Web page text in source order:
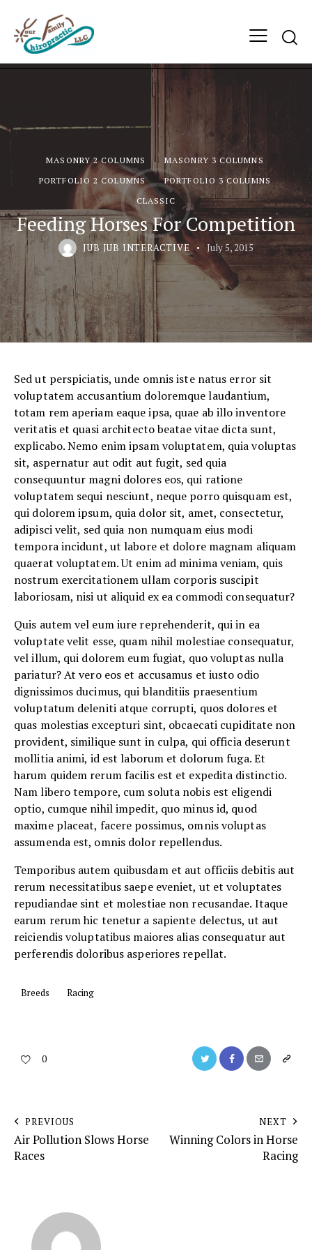
MASONRY 2 COLUMNS
MASONRY 3 COLUMNS
PORTFOLIO 2 COLUMNS
PORTFOLIO 3 COLUMNS
СLASSIC
Feeding Horses For Competition
JUB JUB INTERACTIVE July 5, 2015
Sed ut perspiciatis, unde omnis iste natus error sit
voluptatem accusantium doloremque laudantium,
totam rem aperiam eaque ipsa, quae ab illo inventore
veritatis et quasi architecto beatae vitae dicta sunt,
explicabo. Nemo enim ipsam voluptatem, quia voluptas
sit, aspernatur aut odit aut fugit, sed quia
consequuntur magni dolores eos, qui ratione
voluptatem sequi nesciunt, neque porro quisquam est,
qui dolorem ipsum, quia dolor sit, amet, consectetur,
adipisci velit, sed quia non numquam eius modi
tempora incidunt, ut labore et dolore magnam aliquam
quaerat voluptatem. Ut enim ad minima veniam, quis
nostrum exercitationem ullam corporis suscipit
laboriosam, nisi ut aliquid ex ea commodi consequatur?
Quis autem vel eum iure reprehenderit, qui in ea
voluptate velit esse, quam nihil molestiae consequatur,
vel illum, qui dolorem eum fugiat, quo voluptas nulla
pariatur? At vero eos et accusamus et iusto odio
dignissimos ducimus, qui blanditiis praesentium
voluptatum deleniti atque corrupti, quos dolores et
quas molestias excepturi sint, obcaecati cupiditate non
provident, similique sunt in culpa, qui officia deserunt
mollitia animi, id est laborum et dolorum fuga. Et
harum quidem rerum facilis est et expedita distinctio.
Nam libero tempore, cum soluta nobis est eligendi
optio, cumque nihil impedit, quo minus id, quod
maxime placeat, facere possimus, omnis voluptas
assumenda est, omnis dolor repellendus.
Temporibus autem quibusdam et aut officiis debitis aut
rerum necessitatibus saepe eveniet, ut et voluptates
repudiandae sint et molestiae non recusandae. Itaque
earum rerum hic tenetur a sapiente delectus, ut aut
reiciendis voluptatibus maiores alias consequatur aut
perferendis doloribus asperiores repellat.
Breeds Racing
0
PREVIOUS
Air Pollution Slows Horse
Races
NEXT
Winning Colors in Horse
Racing